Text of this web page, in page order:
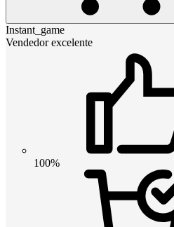
Instant_game
Vendedor excelente
100%